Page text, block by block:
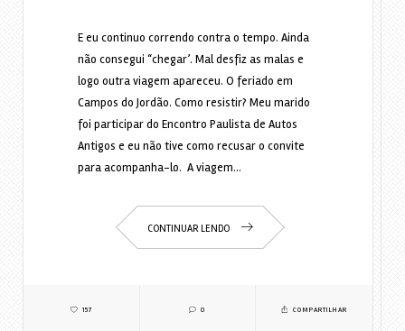
E eu continuo correndo contra o tempo. Ainda
não consegui “chegar’. Mal desfiz as malas e
logo outra viagem apareceu. O feriado em
Campos do Jordão. Como resistir? Meu marido
foi participar do Encontro Paulista de Autos
Antigos e eu não tive como recusar o convite
para acompanha-lo. A viagem…
CONTINUAR LENDO
157 0 COMPARTILHAR